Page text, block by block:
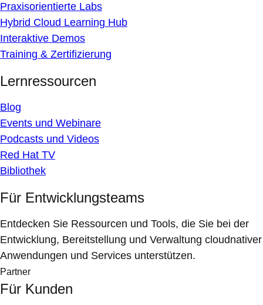
Praxisorientierte Labs
Hybrid Cloud Learning Hub
Interaktive Demos
Training & Zertifizierung
Lernressourcen
Blog
Events und Webinare
Podcasts und Videos
Red Hat TV
Bibliothek
Für Entwicklungsteams
Entdecken Sie Ressourcen und Tools, die Sie bei der
Entwicklung, Bereitstellung und Verwaltung cloudnativer
Anwendungen und Services unterstützen.
Partner
Für Kunden